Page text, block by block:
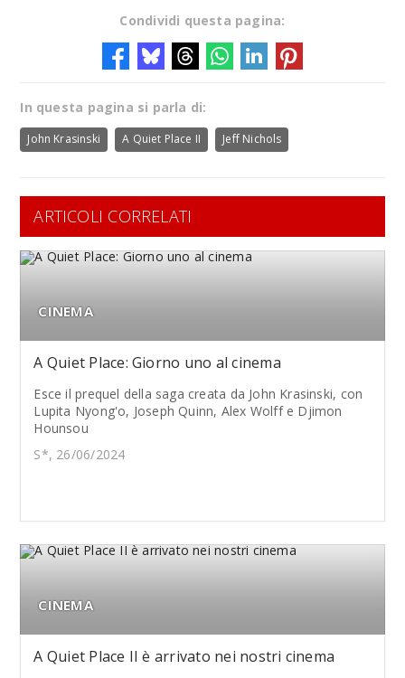
Condividi questa pagina:
In questa pagina si parla di:
John Krasinski A Quiet Place II Jeff Nichols
ARTICOLI CORRELATI
CINEMA
A Quiet Place: Giorno uno al cinema
Esce il prequel della saga creata da John Krasinski, con
Lupita Nyong'o, Joseph Quinn, Alex Wolff e Djimon
Hounsou
S*, 26/06/2024
CINEMA
A Quiet Place II è arrivato nei nostri cinema